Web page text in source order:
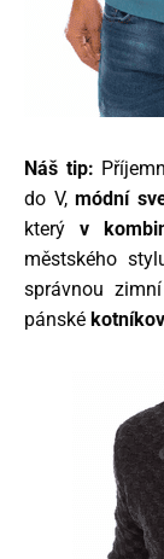
Náš tip:
do V, módní
který v
městského
správnou
pánské